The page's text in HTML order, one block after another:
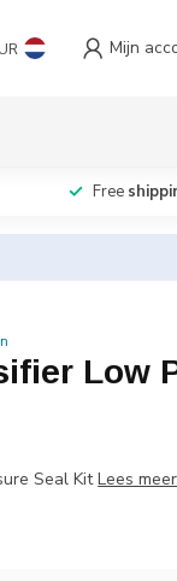
Mijn
Free
Low
Seal KitLees meer